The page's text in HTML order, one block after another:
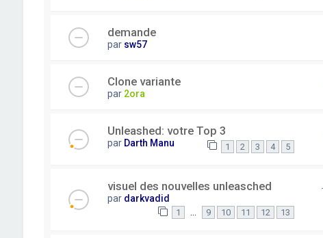
demande
par sw57
Clone variante
par 2ora
Unleashed: votre Top 3
par Darth Manu 1 2 3 4 5
visuel des nouvelles unleasched
par darkvadid
1 9 10 11 12 13